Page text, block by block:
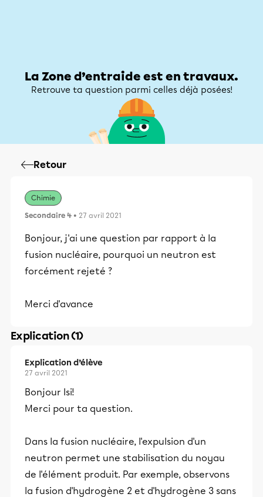
La Zone d’entraide est en travaux.
Retrouve ta question parmi celles déjà posées!
Retour
Chimie
Secondaire 4 • 27 avril 2021
Bonjour, j'ai une question par rapport à la
fusion nucléaire, pourquoi un neutron est
forcément rejeté ?
Merci d'avance
Explication (1)
Explication d’élève
27 avril 2021
Bonjour Isi!
Merci pour ta question.
Dans la fusion nucléaire, l'expulsion d'un
neutron permet une stabilisation du noyau
de l'élément produit. Par exemple, observons
la fusion d'hydrogène 2 et d'hydrogène 3 sans